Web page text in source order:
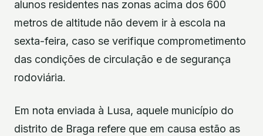
alunos residentes nas zonas acima dos 600
metros de altitude não devem ir à escola na
sexta-feira, caso se verifique comprometimento
das condições de circulação e de segurança
rodoviária.
Em nota enviada à Lusa, aquele município do
distrito de Braga refere que em causa estão as